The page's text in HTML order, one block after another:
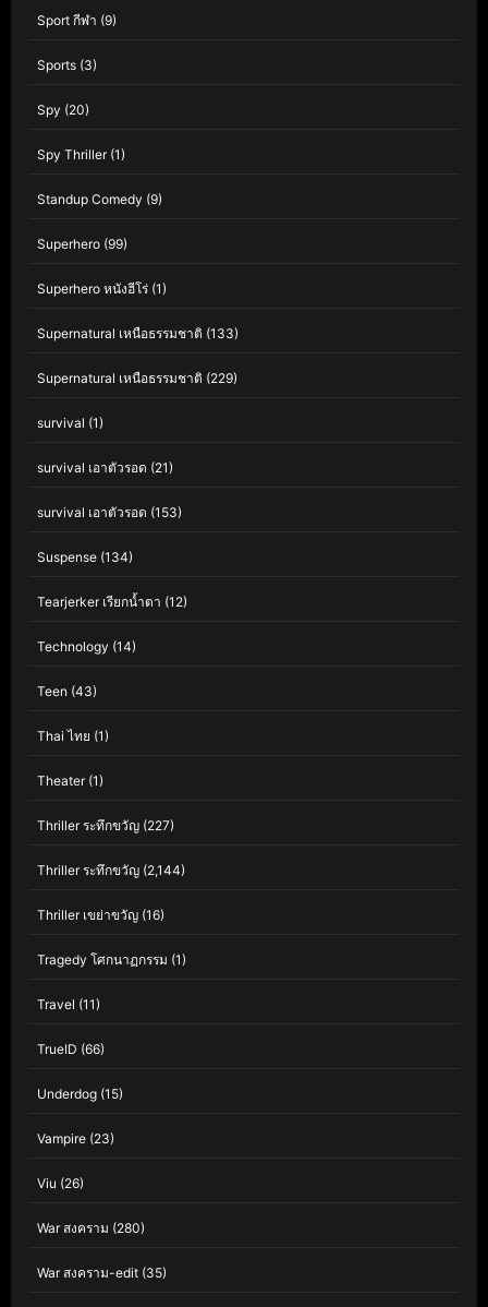
Sport กีฬา (9)
Sports (3)
Spy (20)
Spy Thriller(1)
Standup Comedy (9)
Superhero (99)
Superhero หนังฮีโร่ (1)
Supernatural เหนือธรรมชาติ (133)
Supernatural เหนือธรรมชาติ (229)
survival (1)
survival เอาตัวรอด (21)
survival เอาตัวรอด (153)
Suspense (134)
Tearjerker เรียกน้ำตา (12)
Technology (14)
Teen (43)
Thai ไทย (1)
Theater(1)
Thriller ระทึกขวัญ (227)
Thriller ระทึกขวัญ (2,144)
Thriller เขย่าขวัญ (16)
Tragedy โศกนาฏกรรม (1)
Travel (11)
TrueID (66)
Underdog (15)
Vampire (23)
Viu (26)
War สงคราม (280)
War สงคราม-edit (35)